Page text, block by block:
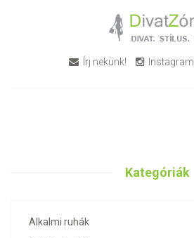
Írj nekünk! Instagram
Kategóriák
Alkalmi ruhák